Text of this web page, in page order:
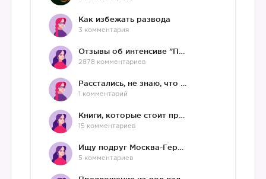
Как избежать развода
3 комментария
2878 комментариев
1 комментарий
15 комментариев
5 комментариев